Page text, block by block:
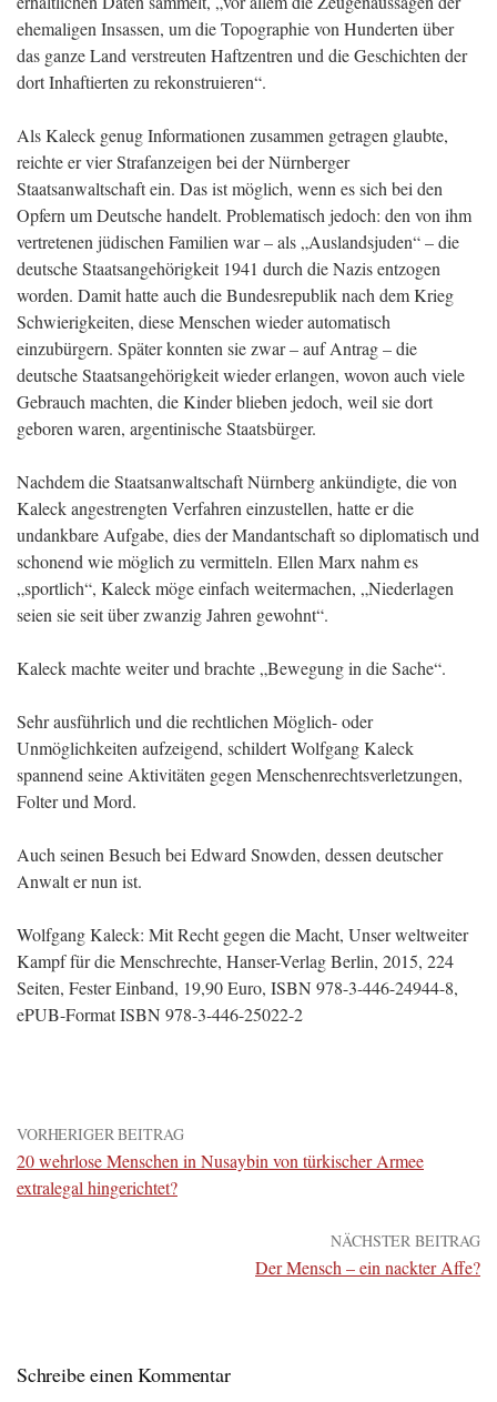
ehemaligen Insassen, um die Topographie von Hunderten über
das ganze Land verstreuten Haftzentren und die Geschichten der
dort Inhaftierten zu rekonstruieren“.
Als Kaleck genug Informationen zusammen getragen glaubte,
reichte er vier Strafanzeigen bei der Nürnberger
Staatsanwaltschaft ein. Das ist möglich, wenn es sich bei den
Opfern um Deutsche handelt. Problematisch jedoch: den von ihm
vertretenen jüdischen Familien war – als „Auslandsjuden“ – die
deutsche Staatsangehörigkeit 1941 durch die Nazis entzogen
worden. Damit hatte auch die Bundesrepublik nach dem Krieg
Schwierigkeiten, diese Menschen wieder automatisch
einzubürgern. Später konnten sie zwar – auf Antrag – die
deutsche Staatsangehörigkeit wieder erlangen, wovon auch viele
Gebrauch machten, die Kinder blieben jedoch, weil sie dort
geboren waren, argentinische Staatsbürger.
Nachdem die Staatsanwaltschaft Nürnberg ankündigte, die von
Kaleck angestrengten Verfahren einzustellen, hatte er die
undankbare Aufgabe, dies der Mandantschaft so diplomatisch und
schonend wie möglich zu vermitteln. Ellen Marx nahm es
„sportlich“, Kaleck möge einfach weitermachen, „Niederlagen
seien sie seit über zwanzig Jahren gewohnt“.
Kaleck machte weiter und brachte „Bewegung in die Sache“.
Sehr ausführlich und die rechtlichen Möglich- oder
Unmöglichkeiten aufzeigend, schildert Wolfgang Kaleck
spannend seine Aktivitäten gegen Menschenrechtsverletzungen,
Folter und Mord.
Auch seinen Besuch bei Edward Snowden, dessen deutscher
Anwalt er nun ist.
Wolfgang Kaleck: Mit Recht gegen die Macht, Unser weltweiter
Kampf für die Menschrechte, Hanser-Verlag Berlin, 2015, 224
Seiten, Fester Einband, 19,90 Euro, ISBN 978-3-446-24944-8,
ePUB-Format ISBN 978-3-446-25022-2
VORHERIGER BEITRAG
20 wehrlose Menschen in Nusaybin von türkischer Armee
extralegal hingerichtet?
NÄCHSTER BEITRAG
Der Mensch – ein nackter Affe?
Schreibe einen Kommentar